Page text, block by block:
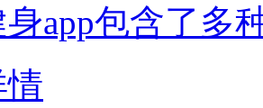
app包含了多